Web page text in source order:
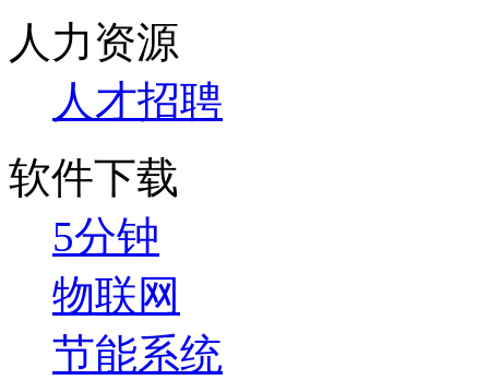
人力资源
人才招聘
软件下载
5分钟
物联网
节能系统